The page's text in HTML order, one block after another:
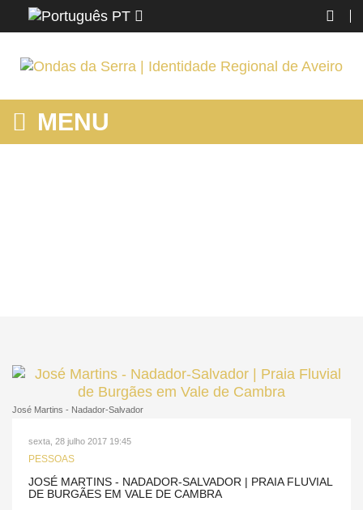
PT
MENU
José Martins - Nadador-Salvador
sexta, 28 julho 2017 19:45
PESSOAS
JOSÉ MARTINS - NADADOR-SALVADOR | PRAIA FLUVIAL
DE BURGÃES EM VALE DE CAMBRA